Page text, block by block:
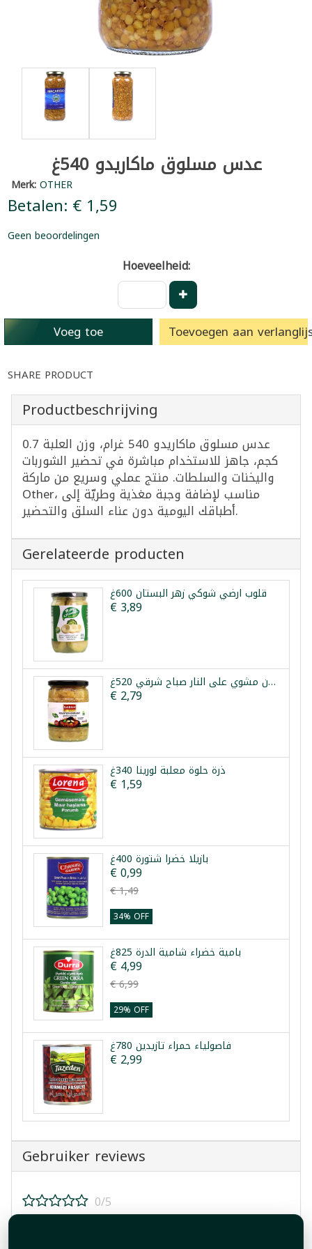
عدس مسلوق ماكاريدو 540غ
Merk:OTHER
Betalen: € 1,59
Geen beoordelingen
Hoeveelheid:
Voeg toe Toevoegen aan
SHARE PRODUCT
Productbeschrijving
عدس مسلوق ماكاريدو 540 غرام، وزن العلبة 0.7
كجم، جاهز للاستخدام مباشرة في تحضير الشوربات
واليخنات والسلطات. منتج عملي وسريع من ماركة
Other، مناسب لإضافة وجبة مغذية وطريّة إلى
أطباقك اليومية دون عناء السلق والتحضير.
Gerelateerde producten
قلوب ارضي شوكي زهر البستان 600غ
€ 3,89
باذنجان مشوي على النار صباح شرقي 520غ
€ 2,79
ذرة حلوة معلبة لورينا 340غ
€ 1,59
بازيلا خضرا شتورة 400غ
€ 0,99
€ 1,49
34% OFF
بامية خضراء شامية الدرة 825غ
€ 4,99
€ 6,99
29% OFF
فاصولياء حمراء تازيدين 780غ
€ 2,99
Gebruiker reviews
0/5